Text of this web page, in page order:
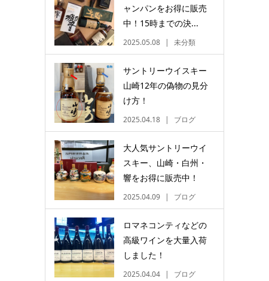
ャンパンをお得に販売
中！15時までの決...
2025.05.08 未分類
サントリーウイスキー
山崎12年の偽物の見分
け方！
2025.04.18 ブログ
大人気サントリーウイ
スキー、山崎・白州・
響をお得に販売中！
2025.04.09 ブログ
ロマネコンティなどの
高級ワインを大量入荷
しました！
2025.04.04 ブログ